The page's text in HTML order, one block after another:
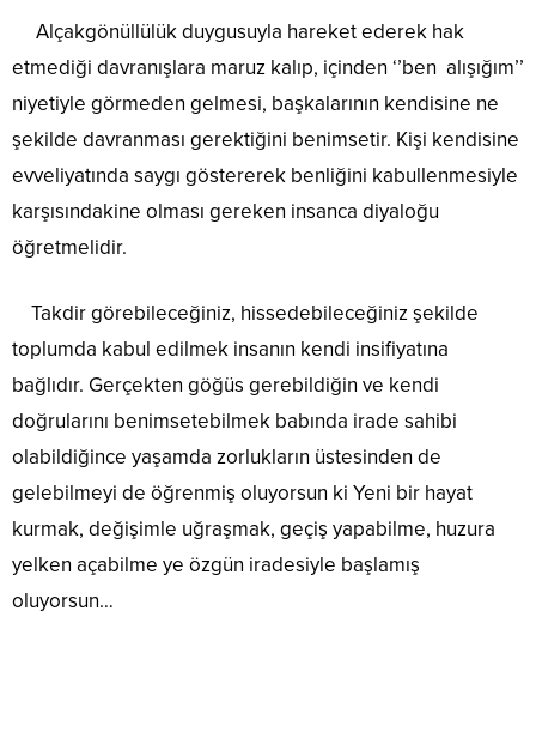
Alçakgönüllülük duygusuyla hareket ederek hak
etmediği davranışlara maruz kalıp, içinden ‘’ben alışığım’’
niyetiyle görmeden gelmesi, başkalarının kendisine ne
şekilde davranması gerektiğini benimsetir. Kişi kendisine
evveliyatında saygı göstererek benliğini kabullenmesiyle
karşısındakine olması gereken insanca diyaloğu
öğretmelidir.
Takdir görebileceğiniz, hissedebileceğiniz şekilde
toplumda kabul edilmek insanın kendi insifiyatına
bağlıdır. Gerçekten göğüs gerebildiğin ve kendi
doğrularını benimsetebilmek babında irade sahibi
olabildiğince yaşamda zorlukların üstesinden de
gelebilmeyi de öğrenmiş oluyorsun ki Yeni bir hayat
kurmak, değişimle uğraşmak, geçiş yapabilme, huzura
yelken açabilme ye özgün iradesiyle başlamış
oluyorsun…